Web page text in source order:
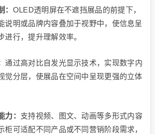
： OLED透明屏在不遮挡展品的前提下，
说明或品牌内容叠加于视野中，使信息呈
进行，提升理解效率。
通过高对比自发光显示技术，实现数字内
觉分层，使展品在空间中呈现更强的立体
力： 支持视频、图文、动画等多形式内容
柜可适配不同产品或不同营销阶段需求，